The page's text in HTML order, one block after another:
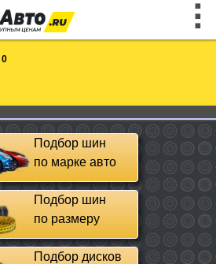
0
Подбор шин
по марке авто
Подбор шин
по размеру
Подбор дисков